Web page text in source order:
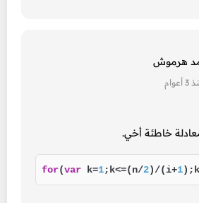
هرموش
خاطئة أخي.
for(var k=1;k<=(n/2)/(i+1